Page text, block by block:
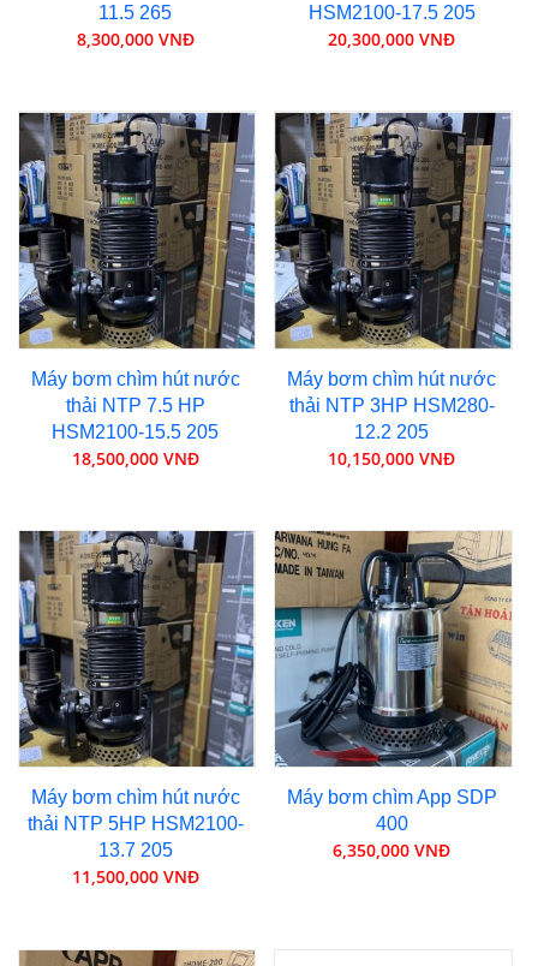
11.5 265
8,300,000 VNĐ
HSM2100-17.5 205
20,300,000 VNĐ
Máy bơm chìm hút nước
thải NTP 7.5 HP
HSM2100-15.5 205
18,500,000 VNĐ
Máy bơm chìm hút nước
thải NTP 3HP HSM280-
12.2 205
10,150,000 VNĐ
Máy bơm chìm hút nước
thải NTP 5HP HSM2100-
13.7 205
11,500,000 VNĐ
Máy bơm chìm App SDP
400
6,350,000 VNĐ